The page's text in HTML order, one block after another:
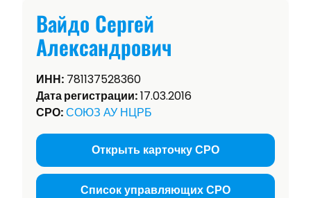
Вайдо Сергей
Александрович
ИНН: 781137528360
Дата регистрации:17.03.2016
СРО:СОЮЗ АУ НЦРБ
Открыть карточку СРО
Список управляющих СРО